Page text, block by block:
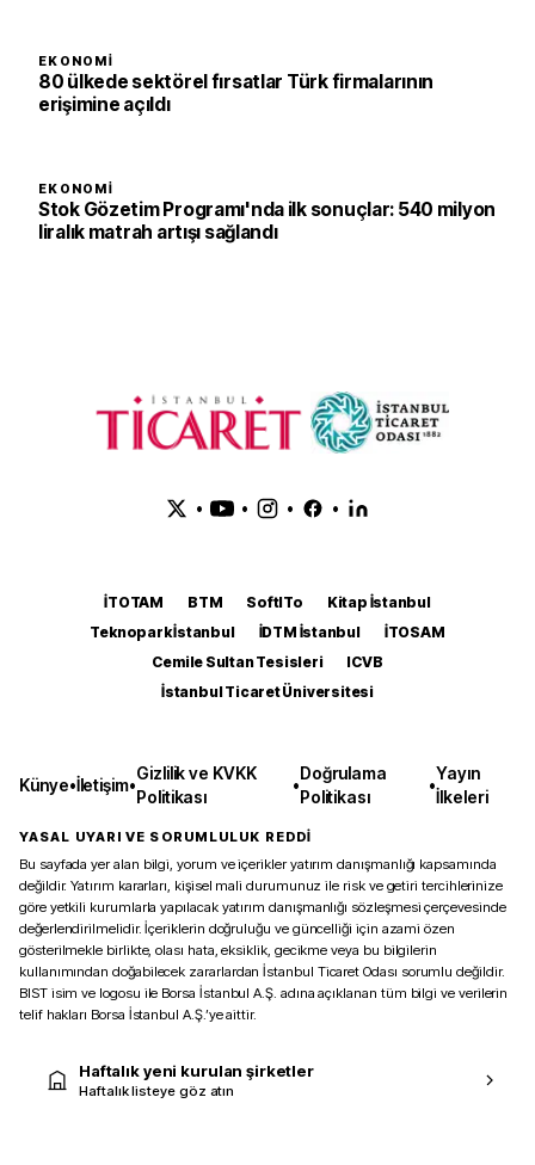
EKONOMI
80 ülkede sektörel fırsatlar Türk firmalarının
erişimine açıldı
EKONOMI
Stok Gözetim Programı'nda ilk sonuçlar: 540 milyon
liralık matrah artışı sağlandı
• • • •
İTOTAM BTM SoftITo
Kitap İstanbul
Teknopark İstanbul
İDTM İstanbul
İTOSAM
Cemile Sultan Tesisleri
ICVB
İstanbul Ticaret Üniversitesi
Künye•İletişim•
Gizlilik ve KVKK
Politikası
•
Doğrulama
Politikası
•
Yayın
İlkeleri
YASAL UYARI VE SORUMLULUK REDDİ
Bu sayfada yer alan bilgi, yorum ve içerikler yatırım danışmanlığı kapsamında
değildir. Yatırım kararları, kişisel mali durumunuz ile risk ve getiri tercihlerinize
göre yetkili kurumlarla yapılacak yatırım danışmanlığı sözleşmesi çerçevesinde
değerlendirilmelidir. İçeriklerin doğruluğu ve güncelliği için azami özen
gösterilmekle birlikte, olası hata, eksiklik, gecikme veya bu bilgilerin
kullanımından doğabilecek zararlardan İstanbul Ticaret Odası sorumlu değildir.
BIST isim ve logosu ile Borsa İstanbul A.Ş. adına açıklanan tüm bilgi ve verilerin
telif hakları Borsa İstanbul A.Ş.’ye aittir.
Haftalık yeni kurulan şirketler
Haftalık listeye göz atın